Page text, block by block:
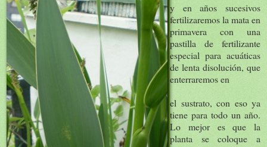
y en años sucesivos
fertilizaremos la mata en
primavera con una
pastilla de fertilizante
especial para acuáticas
de lenta disolución, que
enterraremos en
el sustrato, con eso ya
tiene para todo un año.
Lo mejor es que la
planta se coloque a